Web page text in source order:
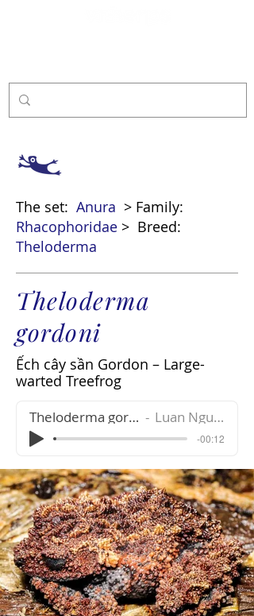
The set: Anura > Family:
Rhacophoridae > Breed:
Theloderma
Theloderma
gordoni
Ếch cây sần Gordon – Large-
warted Treefrog
Theloderma gordoni Luan Nguyen
-00:12